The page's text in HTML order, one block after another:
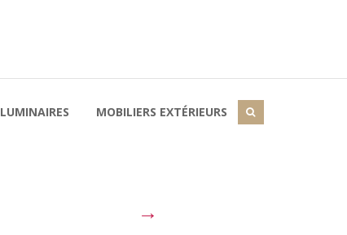
LUMINAIRES MOBILIERS EXTÉRIEURS
→